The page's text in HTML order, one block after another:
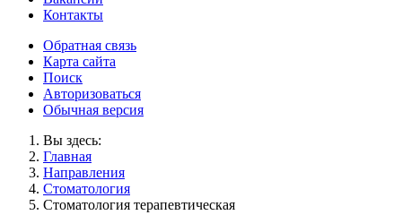
Контакты
Обратная связь
Карта сайта
Поиск
Авторизоваться
Обычная версия
Вы здесь:
Главная
Направления
Стоматология
Стоматология терапевтическая